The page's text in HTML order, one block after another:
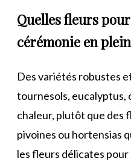
Quelles fleurs
cérémonie en
Des variétés robustes
tournesols, eucalyptus,
chaleur, plutôt que des
pivoines ou hortensias
les fleurs délicates pour